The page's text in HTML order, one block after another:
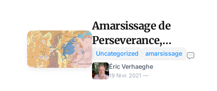
Amarsissage de
Perseverance,
COVID : 2021,
l’année où la
science-fiction est
Uncategorized
amarsissage
Éric Verhaeghe
19 févr. 2021 —